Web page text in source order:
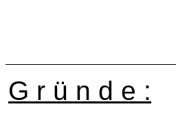
G r ü n d e :